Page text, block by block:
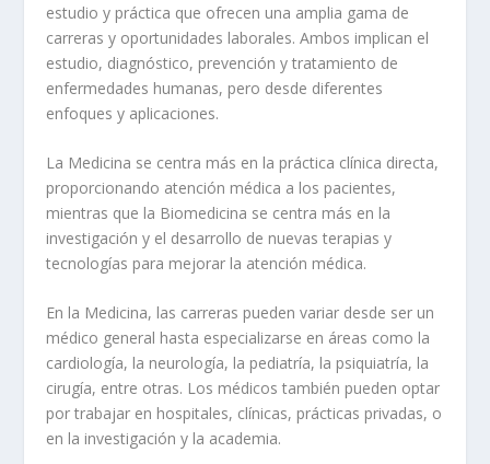
estudio y práctica que ofrecen una amplia gama de
carreras y oportunidades laborales. Ambos implican el
estudio, diagnóstico, prevención y tratamiento de
enfermedades humanas, pero desde diferentes
enfoques y aplicaciones.
La Medicina se centra más en la práctica clínica directa,
proporcionando atención médica a los pacientes,
mientras que la Biomedicina se centra más en la
investigación y el desarrollo de nuevas terapias y
tecnologías para mejorar la atención médica.
En la Medicina, las carreras pueden variar desde ser un
médico general hasta especializarse en áreas como la
cardiología, la neurología, la pediatría, la psiquiatría, la
cirugía, entre otras. Los médicos también pueden optar
por trabajar en hospitales, clínicas, prácticas privadas, o
en la investigación y la academia.